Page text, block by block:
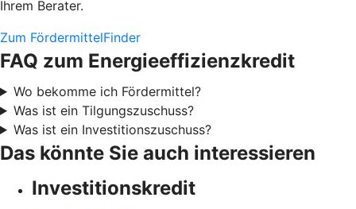
Ihrem Berater.
Zum FördermittelFinder
FAQ zum Energieeffizienzkredit
Wo bekomme ich Fördermittel?
Was ist ein Tilgungszuschuss?
Was ist ein Investitionszuschuss?
Das könnte Sie auch interessieren
Investitionskredit